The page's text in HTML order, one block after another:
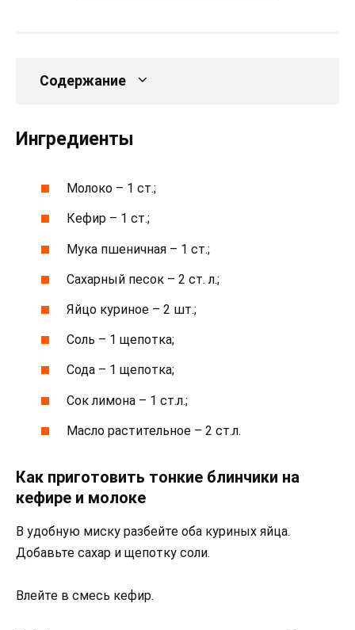
Содержание
Ингредиенты
Молоко – 1 ст.;
Кефир – 1 ст.;
Мука пшеничная – 1 ст.;
Сахарный песок – 2 ст. л.;
Яйцо куриное – 2 шт.;
Соль – 1 щепотка;
Сода – 1 щепотка;
Сок лимона – 1 ст.л.;
Масло растительное – 2 ст.л.
Как приготовить тонкие блинчики на
кефире и молоке
В удобную миску разбейте оба куриных яйца.
Добавьте сахар и щепотку соли.
Влейте в смесь кефир.